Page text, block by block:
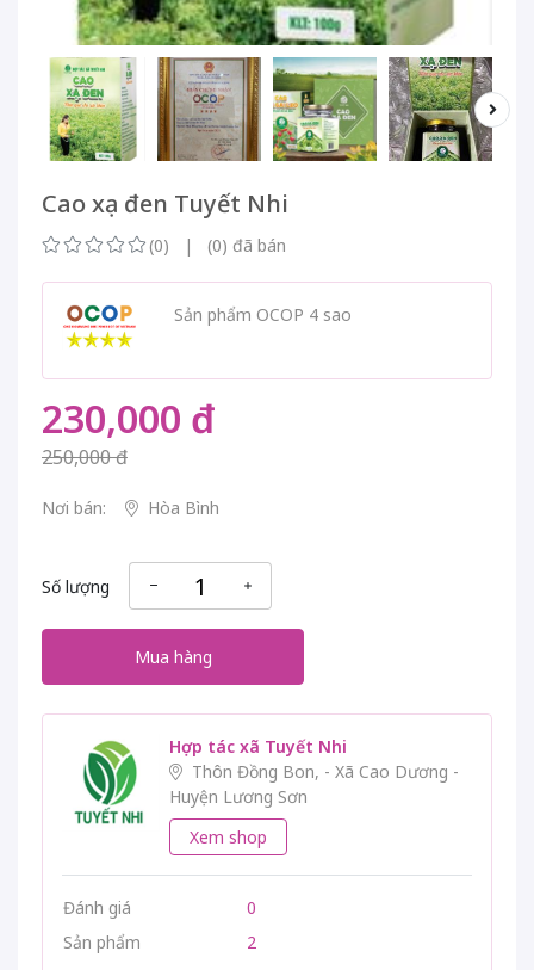
Cao xạ đen Tuyết Nhi
(0) | (0) đã bán
Sản phẩm OCOP 4 sao
230,000 đ
250,000 đ
Nơi bán: Hòa Bình
Số lượng
Mua hàng
Hợp tác xã Tuyết Nhi
Thôn Đồng Bon, - Xã Cao Dương -
Huyện Lương Sơn
Xem shop
Đánh giá
0
Sản phẩm
2